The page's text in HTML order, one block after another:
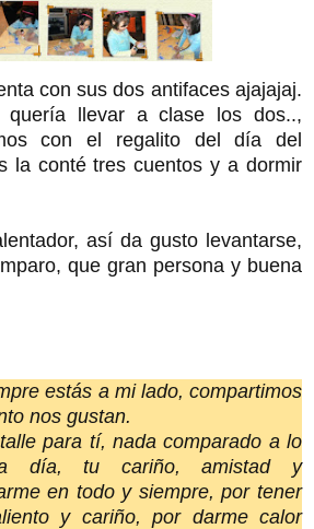
con sus dos antifaces ajajajaj.
llevar a clase los dos..,
con el regalito del día del
la conté tres cuentos y a dormir
así da gusto levantarse,
que gran persona y buena
estás a mi lado, compartimos
nos gustan.
para tí, nada comparado a lo
día, tu cariño, amistad y
en todo y siempre, por tener
y cariño, por darme calor